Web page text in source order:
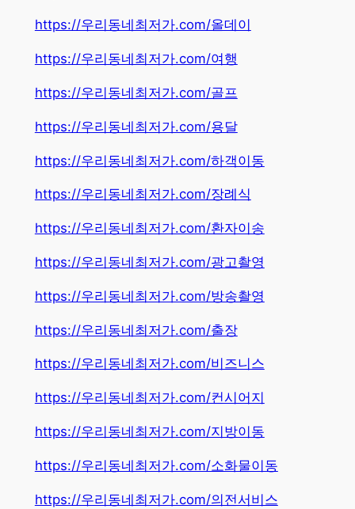
https://우리동네최저가.com/올데이
https://우리동네최저가.com/여행
https://우리동네최저가.com/골프
https://우리동네최저가.com/용달
https://우리동네최저가.com/하객이동
https://우리동네최저가.com/장례식
https://우리동네최저가.com/환자이송
https://우리동네최저가.com/광고촬영
https://우리동네최저가.com/방송촬영
https://우리동네최저가.com/출장
https://우리동네최저가.com/비즈니스
https://우리동네최저가.com/컨시어지
https://우리동네최저가.com/지방이동
https://우리동네최저가.com/소화물이동
https://우리동네최저가.com/의전서비스